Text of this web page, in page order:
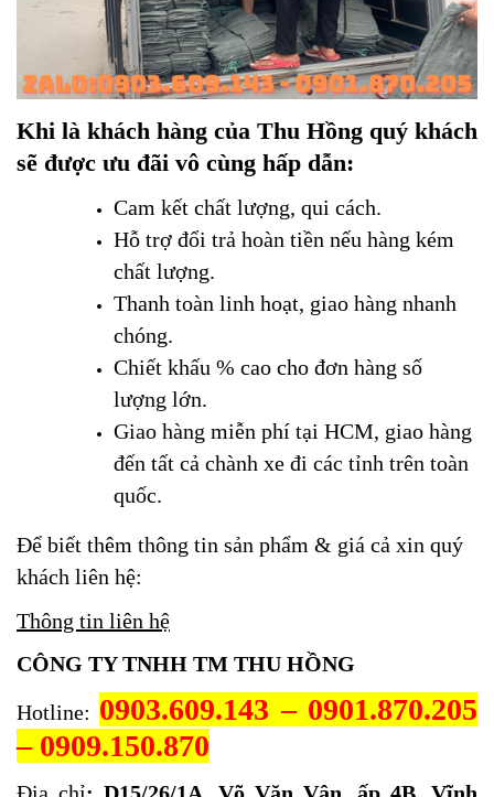
Khi là khách hàng của Thu Hồng quý khách
sẽ được ưu đãi vô cùng hấp dẫn:
Cam kết chất lượng, qui cách.
Hỗ trợ đổi trả hoàn tiền nếu hàng kém
chất lượng.
Thanh toàn linh hoạt, giao hàng nhanh
chóng.
Chiết khấu % cao cho đơn hàng số
lượng lớn.
Giao hàng miễn phí tại HCM, giao hàng
đến tất cả chành xe đi các tỉnh trên toàn
quốc.
Để biết thêm thông tin sản phẩm & giá cả xin quý
khách liên hệ:
Thông tin liên hệ
CÔNG TY TNHH TM THU HỒNG
Hotline: 0903.609.143 – 0901.870.205
– 0909.150.870
Địa chỉ: D15/26/1A, Võ Văn Vân, ấp 4B, Vĩnh